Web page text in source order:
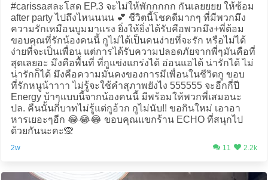
#carissaสละโสด EP.3 จะไม่ให้พักกกกก กันเลยยยย ให้ซ้อม
after party ไปถึงไหนนนน 💕 ชีวิตนี้โชคดีมากๆ ที่มีพวกมึง
ความรักเหมือนบูมมาแรง ยิ่งให้ยิ่งได้รับคือพวกมึง+พี่ต้อม
ขอบคุณที่รักน้องคนนี้ กูไม่ได้เป็นคนง่ายที่จะรัก หรือไม่ได้
ง่ายที่จะเป็นเพื่อน แต่การได้รับความปลอดภัยจากพี่ๆมันคือที่
สุดเลยอะ มึงคือพื้นที่ ที่กูแข่งแกร่งได้ อ่อนแอได้ น่ารักได้ ไม่
น่ารักก็ได้ มึงคือความมั่นคงของการมีเพื่อนในชีวิตกู ขอบ
ที่รักหนูน้าาาา ไม่รู้จะใช้คำสุภาพยังไง 555555 จะอีกกี่ปี
Energy บ้าๆแบบนี้จากน้องคนนี้ มีพร้อมให้พวกพี่เสมอนะ
ปล. คืนนั้นกี่บาทไม่รู้แต่กูอ้วก กูไม่นับ!! ขอกินใหม่ เอาอา
หารเยอะๆอีก 😂😂😂 ขอบคุณแขกร้าน ECHO ที่สนุกไป
ด้วยกันนะคะ🙊
2w 11 2.2k